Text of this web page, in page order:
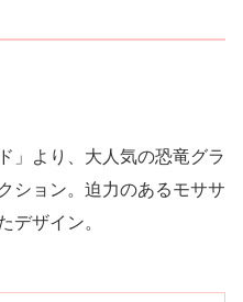
」より、大人気の恐竜グラ
ション。迫力のあるモササ
デザイン。